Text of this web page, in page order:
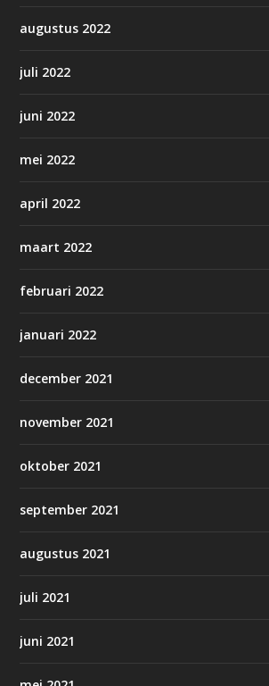
augustus 2022
juli 2022
juni 2022
mei 2022
april 2022
maart 2022
februari 2022
januari 2022
december 2021
november 2021
oktober 2021
september 2021
augustus 2021
juli 2021
juni 2021